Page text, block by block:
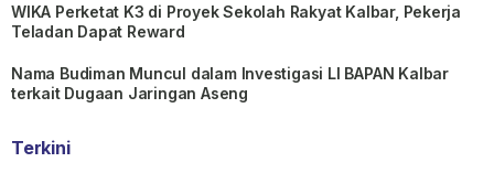
WIKA Perketat K3 di Proyek Sekolah Rakyat Kalbar, Pekerja
Teladan Dapat Reward
Nama Budiman Muncul dalam Investigasi LI BAPAN Kalbar
terkait Dugaan Jaringan Aseng
Terkini